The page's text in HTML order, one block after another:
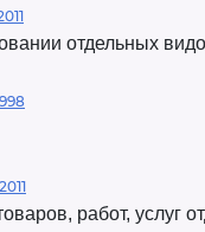
отдельных
работ, услуг